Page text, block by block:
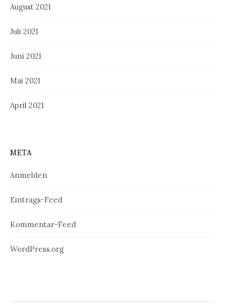
August 2021
Juli 2021
Juni 2021
Mai 2021
April 2021
META
Anmelden
Eintrags-Feed
Kommentar-Feed
WordPress.org